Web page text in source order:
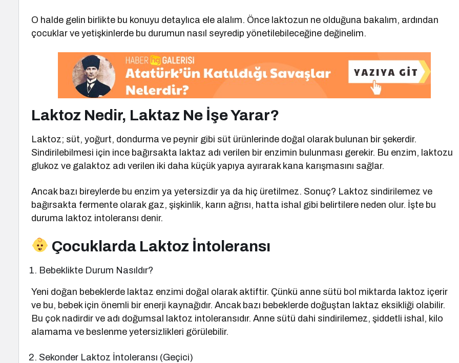
O halde gelin birlikte bu konuyu detaylıca ele alalım. Önce laktozun ne olduğuna bakalım, ardından
çocuklar ve yetişkinlerde bu durumun nasıl seyredip yönetilebileceğine değinelim.
Laktoz Nedir, Laktaz Ne İşe Yarar?
Laktoz; süt, yoğurt, dondurma ve peynir gibi süt ürünlerinde doğal olarak bulunan bir şekerdir.
Sindirilebilmesi için ince bağırsakta laktaz adı verilen bir enzimin bulunması gerekir. Bu enzim, laktozu
glukoz ve galaktoz adı verilen iki daha küçük yapıya ayırarak kana karışmasını sağlar.
Ancak bazı bireylerde bu enzim ya yetersizdir ya da hiç üretilmez. Sonuç? Laktoz sindirilemez ve
bağırsakta fermente olarak gaz, şişkinlik, karın ağrısı, hatta ishal gibi belirtilere neden olur. İşte bu
duruma laktoz intoleransı denir.
Çocuklarda Laktoz İntoleransı
Bebeklikte Durum Nasıldır?
Yeni doğan bebeklerde laktaz enzimi doğal olarak aktiftir. Çünkü anne sütü bol miktarda laktoz içerir
ve bu, bebek için önemli bir enerji kaynağıdır. Ancak bazı bebeklerde doğuştan laktaz eksikliği olabilir.
Bu çok nadirdir ve adı doğumsal laktoz intoleransıdır. Anne sütü dahi sindirilemez, şiddetli ishal, kilo
alamama ve beslenme yetersizlikleri görülebilir.
Sekonder Laktoz İntoleransı (Geçici)